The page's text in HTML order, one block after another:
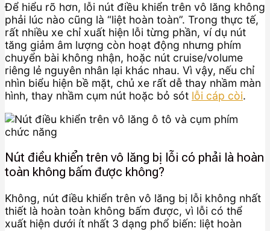
Để hiểu rõ hơn, lỗi nút điều khiển trên vô lăng không
phải lúc nào cũng là “liệt hoàn toàn”. Trong thực tế,
rất nhiều xe chỉ xuất hiện lỗi từng phần, ví dụ nút
tăng giảm âm lượng còn hoạt động nhưng phím
chuyển bài không nhận, hoặc nút cruise/volume
riêng lẻ nguyên nhân lại khác nhau. Vì vậy, nếu chỉ
nhìn biểu hiện bề mặt, chủ xe rất dễ thay nhầm màn
hình, thay nhầm cụm nút hoặc bỏ sót lỗi cáp còi.
Nút điều khiển trên vô lăng bị lỗi có phải là hoàn
toàn không bấm được không?
Không, nút điều khiển trên vô lăng bị lỗi không nhất
thiết là hoàn toàn không bấm được, vì lỗi có thể
xuất hiện dưới ít nhất 3 dạng phổ biến: liệt hoàn